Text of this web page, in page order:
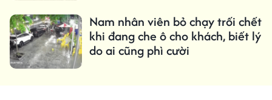
Nam nhân viên bỏ chạy trối chết
khi đang che ô cho khách, biết lý
do ai cũng phì cười